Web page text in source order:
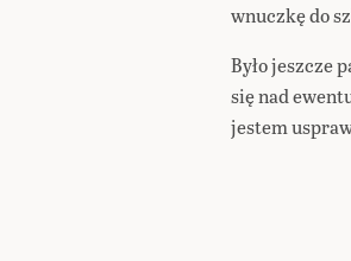
wnuczkę do
Było jeszcze
się nad
jestem